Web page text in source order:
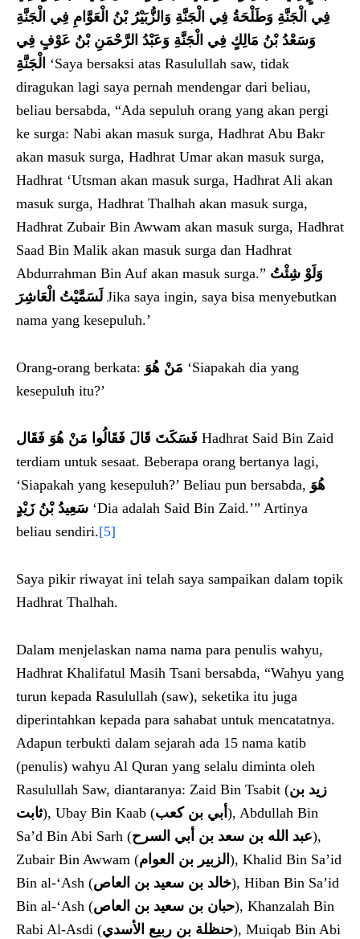
فِي الْجَنَّةِ وَطَلْحَةُ فِي الْجَنَّةِ وَالزُّبَيْرُ بْنُ الْعَوَّامِ فِي الْجَنَّةِ
وَسَعْدُ بْنُ مَالِكٍ فِي الْجَنَّةِ وَعَبْدُ الرَّحْمَنِ بْنُ عَوْفٍ فِي
الْجَنَّةِ ‘Saya bersaksi atas Rasulullah saw, tidak
diragukan lagi saya pernah mendengar dari beliau,
beliau bersabda, “Ada sepuluh orang yang akan pergi
ke surga: Nabi akan masuk surga, Hadhrat Abu Bakr
akan masuk surga, Hadhrat Umar akan masuk surga,
Hadhrat ‘Utsman akan masuk surga, Hadhrat Ali akan
masuk surga, Hadhrat Thalhah akan masuk surga,
Hadhrat Zubair Bin Awwam akan masuk surga, Hadhrat
Saad Bin Malik akan masuk surga dan Hadhrat
Abdurrahman Bin Auf akan masuk surga.” وَلَوْ شِئْتُ
لَسَمَّيْتُ الْعَاشِرَ Jika saya ingin, saya bisa menyebutkan
nama yang kesepuluh.’
Orang-orang berkata: مَنْ هُوَ ‘Siapakah dia yang
kesepuluh itu?’
فَسَكَتَ قَالَ فَقَالُوا مَنْ هُوَ فَقَال Hadhrat Said Bin Zaid
terdiam untuk sesaat. Beberapa orang bertanya lagi,
‘Siapakah yang kesepuluh?’ Beliau pun bersabda, هُوَ
سَعِيدُ بْنُ زَيْدٍ ‘Dia adalah Said Bin Zaid.’” Artinya
beliau sendiri.[5]
Saya pikir riwayat ini telah saya sampaikan dalam topik
Hadhrat Thalhah.
Dalam menjelaskan nama nama para penulis wahyu,
Hadhrat Khalifatul Masih Tsani bersabda, “Wahyu yang
turun kepada Rasulullah (saw), seketika itu juga
diperintahkan kepada para sahabat untuk mencatatnya.
Adapun terbukti dalam sejarah ada 15 nama katib
(penulis) wahyu Al Quran yang selalu diminta oleh
Rasulullah Saw, diantaranya: Zaid Bin Tsabit (زيد بن
ثابت), Ubay Bin Kaab (أبي بن كعب ), Abdullah Bin
Sa’d Bin Abi Sarh (عبد الله بن سعد بن أبي السرح),
Zubair Bin Awwam (الزبير بن العوام ), Khalid Bin Sa’id
Bin al-‘Ash (خالد بن سعيد بن العاص), Hiban Bin Sa’id
Bin al-‘Ash (حبان بن سعيد بن العاص), Khanzalah Bin
Rabi Al-Asdi (حنظلة بن ربيع الأسدي), Muiqab Bin Abi